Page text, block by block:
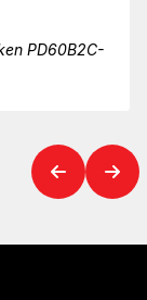
PD60B2C-